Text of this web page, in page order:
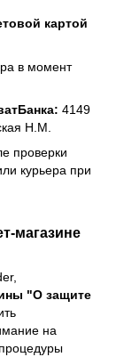
картой
в момент
4149
Н.М.
проверки
курьера при
магазине
"О защите
на